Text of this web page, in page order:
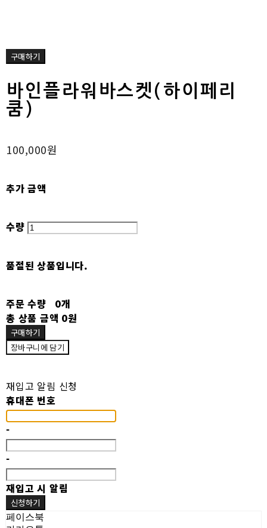
구매하기
바인플라워바스켓(하이페리
쿰)
100,000원
추가 금액
수량
품절된 상품입니다.
주문 수량
0개
총 상품 금액 0원
구매하기
장바구니에 담기
재입고 알림 신청
휴대폰 번호
-
-
재입고 시 알림
신청하기
페이스북